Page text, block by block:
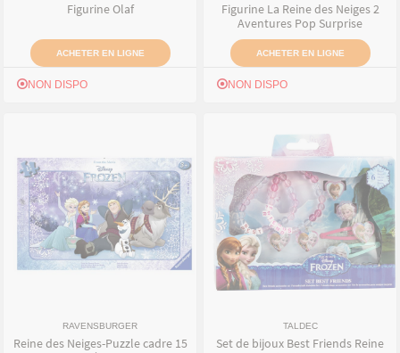
Figurine Olaf
ACHETER EN LIGNE
NON DISPO
Figurine La Reine des Neiges 2
Aventures Pop Surprise
ACHETER EN LIGNE
NON DISPO
RAVENSBURGER
Reine des Neiges-Puzzle cadre 15
TALDEC
Set de bijoux Best Friends Reine